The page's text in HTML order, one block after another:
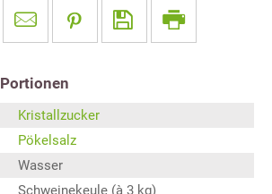
Portionen
Kristallzucker
Pökelsalz
Wasser
Schweinekeule (à 3 kg)